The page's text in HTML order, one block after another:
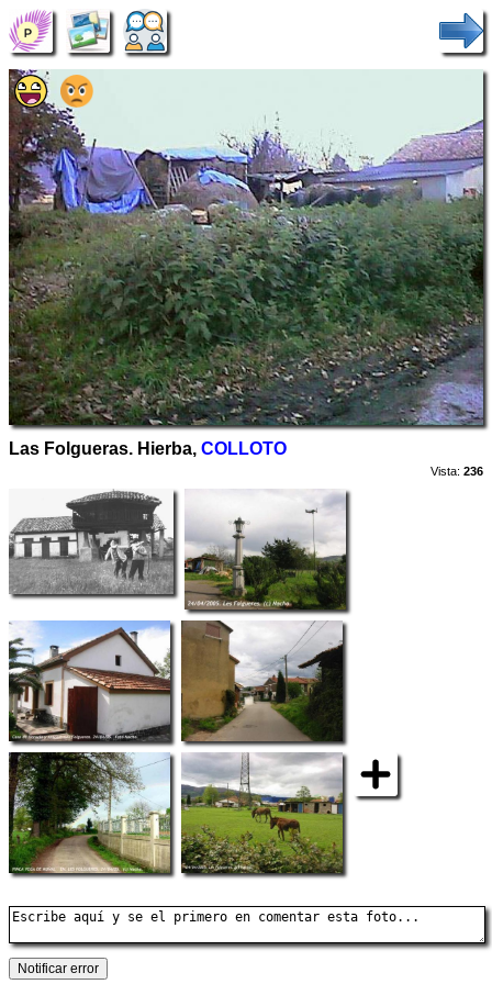
Las Folgueras. Hierba, COLLOTO
Vista: 236